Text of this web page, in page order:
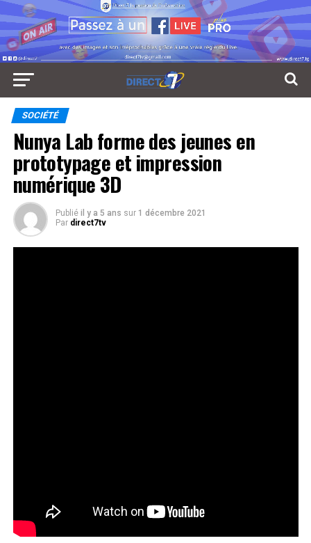
SOCIÉTÉ
Nunya Lab forme des jeunes en
prototypage et impression
numérique 3D
Publié il y a 5 ans sur 1 décembre 2021
Par direct7tv